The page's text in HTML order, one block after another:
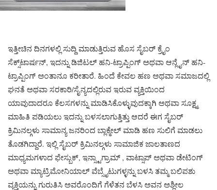
ಇತ್ತೀಚಿನ ದಿನಗಳಲ್ಲಿ ಸುದ್ದಿ ಮಾಡುತ್ತಿರುವ ಹೊಸ ಸೈಬರ್ ಕ್ರೈಂ
ಸೆಕ್ಸ್‌ಟಾರ್ಷನ್‌, ಇದನ್ನು ಡಿಜಿಟಲ್ ಹನಿ-ಟ್ರಾಪ್ಪಿಂಗ್ ಅಥವಾ ಆನ್ಲೈನ್ ಹನಿ-
ಟ್ರಾಪ್ಪಿಂಗ್ ಅಂತಾನೂ ಕರೀತಾರೆ. ಹಿಂದೆ ಕೇವಲ ಹಣ ಅಥವಾ ಸಮಾಜದಲ್ಲಿ
ಘನತೆ ಅಥವಾ ಸರಕಾರಿ/ಸೈನ್ಯದಲ್ಲಿರುವ ಇರುವ ವ್ಯಕ್ತಿಯಿಂದ
ಯಾವುದಾದರೂ ಕೆಲಸಗಳನ್ನು ಮಾಡಿಸಿಕೊಳ್ಳುವುದಕ್ಕಾಗಿ ಅಥವಾ ಸೂಕ್ಷ್ಮ
ಮಾಹಿತಿ ಪಡಿಯಲು ಇದನ್ನು ಬಳಸಲಾಗುತ್ತಿತ್ತು ಆದರೆ ಈಗ ಸೈಬರ್
ಕ್ರಿಮಿನಲ್ಗಳು ಸಾಮಾನ್ಯ ಜನರಿಂದ ಬ್ಲಾಕ್ಮೇಲ್ ಮಾಡಿ ಹಣ ಸುಲಿಗೆ ಮಾಡಲು
ತೊಡಗಿದ್ದಾರೆ. ಇಲ್ಲಿ ಸೈಬರ್ ಕ್ರಿಮಿನಲ್ಗಳು ಸಾಮಾಜಿಕ ಜಾಲತಾಣದ
ಮಾಧ್ಯಮಗಳಾದ ಫೇಸ್ಬುಕ್, ಇನ್ಸ್ಟಾಗ್ರಾಮ್ , ವಾಟ್ಸಾಪ್ ಅಥವಾ ಡೇಟಿಂಗ್
ಅಥವಾ ಮ್ಯಾಟ್ರಿಮೋನಿಯಾಲ್ ವೆಬ್ಸೈಟುಗಳ್ಳನ್ನು ಬಳಸಿ ತಮ್ಮ ಬಲಿಪಶು
ವ್ಯಕ್ತಿಯನ್ನು ಗುರುತಿಸಿ ಅವರೊಂದಿಗೆ ಗೆಳೆತನ ಬೆಳಸಿ ಅವನ ಅಶ್ಲೀಲ